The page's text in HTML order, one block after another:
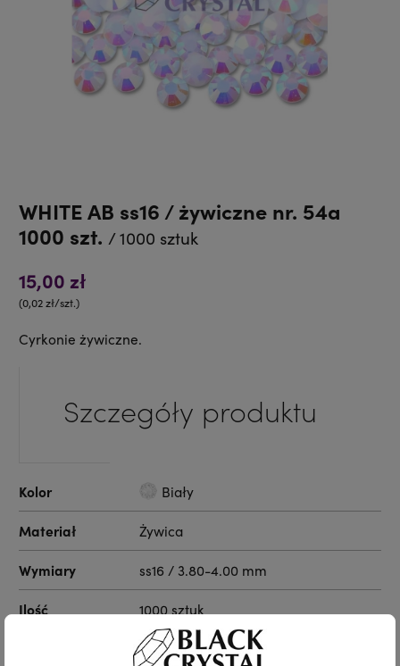
WHITE AB ss16 / żywiczne nr. 54a
1000 szt. / 1000 sztuk
15,00 zł
(0,02 zł/szt.)
Cyrkonie żywiczne.
Szczegóły produktu
Kolor Biały
Materiał Żywica
Wymiary ss16 / 3.80-4.00 mm
Ilość 1000 sztuk
nr. katalogowy 54a